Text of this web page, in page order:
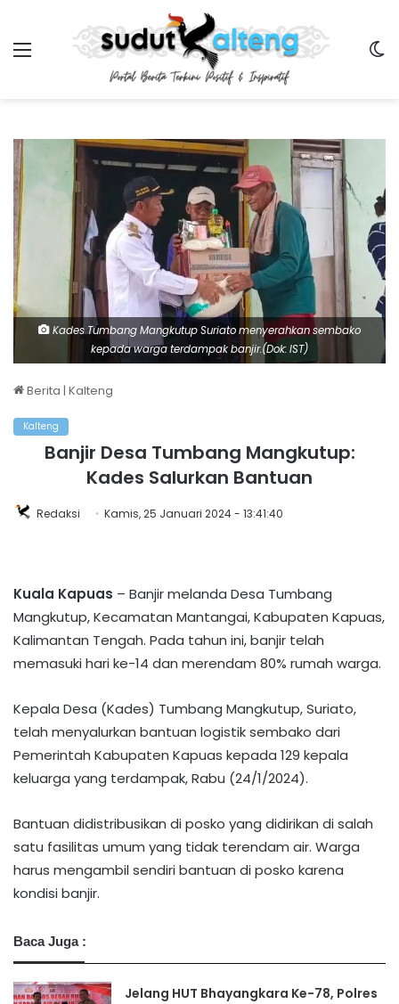
Menu
Kades Tumbang Mangkutup Suriato menyerahkan sembako
kepada warga terdampak banjir.(Dok: IST)
Berita | Kalteng
Kalteng
Banjir Desa Tumbang Mangkutup:
Kades Salurkan Bantuan
Redaksi Kamis, 25 Januari 2024 - 13:41:40
Kuala Kapuas – Banjir melanda Desa Tumbang
Mangkutup, Kecamatan Mantangai, Kabupaten Kapuas,
Kalimantan Tengah. Pada tahun ini, banjir telah
memasuki hari ke-14 dan merendam 80% rumah warga.
Kepala Desa (Kades) Tumbang Mangkutup, Suriato,
telah menyalurkan bantuan logistik sembako dari
Pemerintah Kabupaten Kapuas kepada 129 kepala
keluarga yang terdampak, Rabu (24/1/2024).
Bantuan didistribusikan di posko yang didirikan di salah
satu fasilitas umum yang tidak terendam air. Warga
harus mengambil sendiri bantuan di posko karena
kondisi banjir.
Baca Juga :
Jelang HUT Bhayangkara Ke-78, Polres